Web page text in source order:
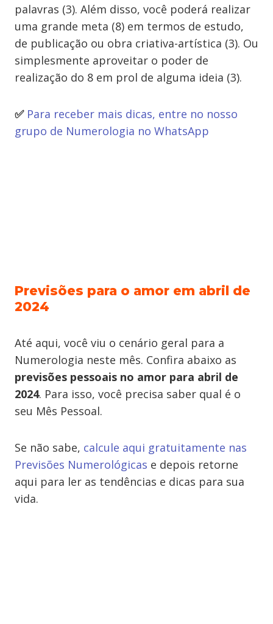
palavras (3). Além disso, você poderá realizar
uma grande meta (8) em termos de estudo,
de publicação ou obra criativa-artística (3). Ou
simplesmente aproveitar o poder de
realização do 8 em prol de alguma ideia (3).
✅ Para receber mais dicas, entre no nosso
grupo de Numerologia no WhatsApp
Previsões para o amor em abril de
2024
Até aqui, você viu o cenário geral para a
Numerologia neste mês. Confira abaixo as
previsões pessoais no amor para abril de
2024. Para isso, você precisa saber qual é o
seu Mês Pessoal.
Se não sabe, calcule aqui gratuitamente nas
Previsões Numerológicas e depois retorne
aqui para ler as tendências e dicas para sua
vida.